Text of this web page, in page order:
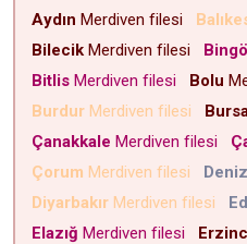
Aydın Merdiven filesi
Bilecik Merdiven filesi
Bitlis Merdiven filesi Bolu
Burdur Merdiven filesi
Çanakkale Merdiven filesi
Çorum Merdiven filesi
Diyarbakır Merdiven filesi
Elazığ Merdiven filesi